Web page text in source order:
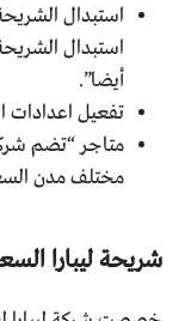
استبدال
استبدال
أيضا”.
تفعيل اعدادات
متاجر “تضم شركة
مختلف مدن
شريحة ليبارا